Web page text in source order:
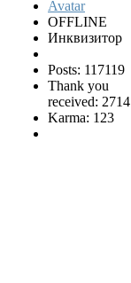
OFFLINE
Инквизитор
Posts: 117119
Thank you
received: 2714
Karma: 123